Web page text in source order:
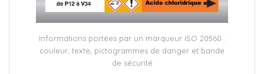
Informations portées par un marqueur ISO 20560 :
couleur, texte, pictogrammes de danger et bande
de sécurité